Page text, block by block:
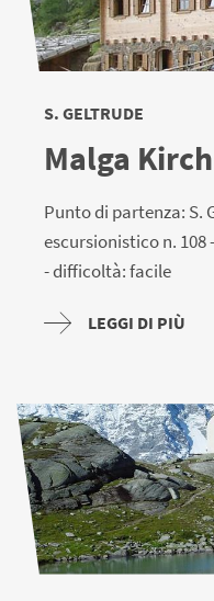
S. GELTRUDE
Malga
Punto di partenza: S.
escursionistico n. 108
- difficoltà: facile
LEGGI DI PIÙ